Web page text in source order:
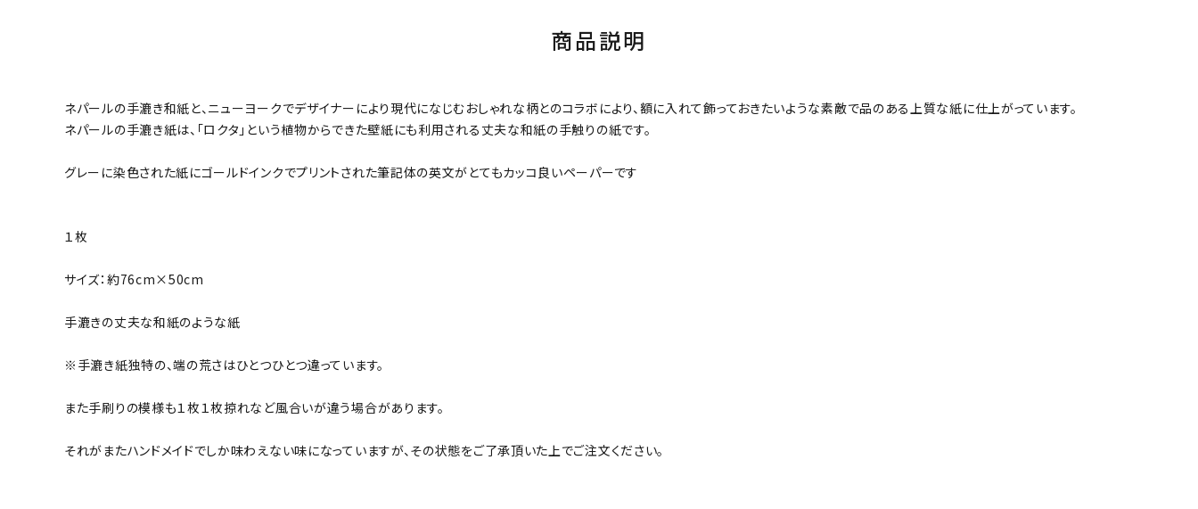
商品説明
ネパールの手漉き和紙と、ニューヨークでデザイナーにより現代になじむおしゃれな柄とのコラボにより、額に入れて飾っておきたいような素敵で品のある上質な紙に仕上がっています。
ネパールの手漉き紙は、「ロクタ」という植物からできた壁紙にも利用される丈夫な和紙の手触りの紙です。
グレーに染色された紙にゴールドインクでプリントされた筆記体の英文がとてもカッコ良いペーパーです
１枚
サイズ：約76cm×50cm
手漉きの丈夫な和紙のような紙
※手漉き紙独特の、端の荒さはひとつひとつ違っています。
また手刷りの模様も１枚１枚掠れなど風合いが違う場合があります。
それがまたハンドメイドでしか味わえない味になっていますが、その状態をご了承頂いた上でご注文ください。